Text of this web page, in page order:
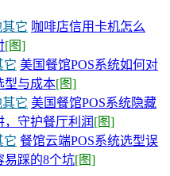
其它 咖啡店信用卡机怎么
[图]
它 美国餐馆POS系统如何对
型与成本[图]
其它 美国餐馆POS系统隐藏
守护餐厅利润 [图]
它 餐馆云端POS系统选型误
易踩的8个坑[图]